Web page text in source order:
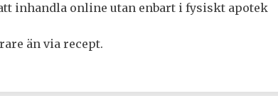
inhandla online utan enbart i fysiskt apotek
än via recept.